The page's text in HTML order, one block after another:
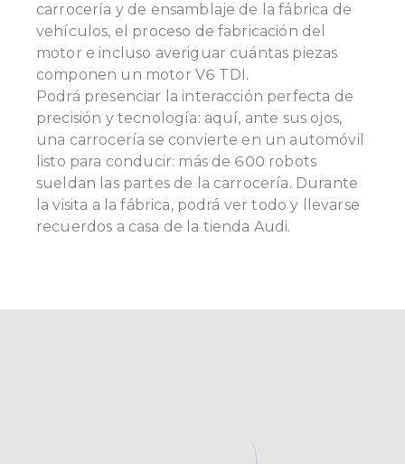
carrocería y de ensamblaje de la fábrica de
vehículos, el proceso de fabricación del
motor e incluso averiguar cuántas piezas
componen un motor V6 TDI.
Podrá presenciar la interacción perfecta de
precisión y tecnología: aquí, ante sus ojos,
una carrocería se convierte en un automóvil
listo para conducir: más de 600 robots
sueldan las partes de la carrocería. Durante
la visita a la fábrica, podrá ver todo y llevarse
recuerdos a casa de la tienda Audi.